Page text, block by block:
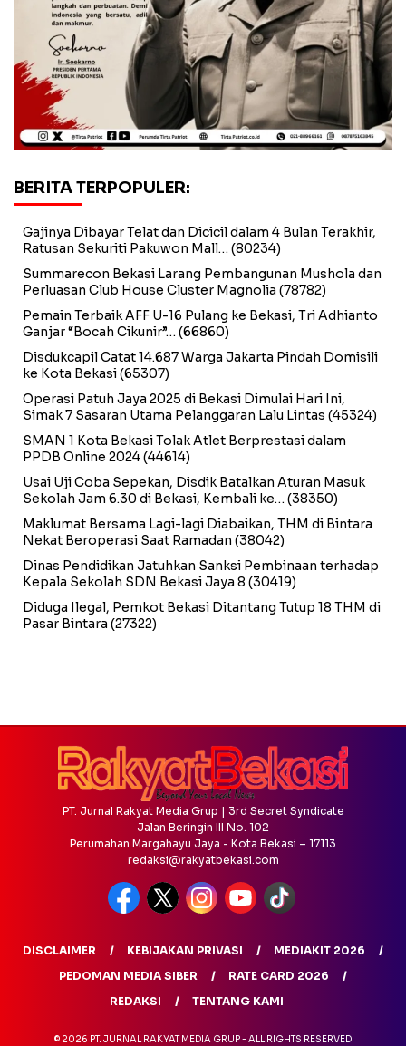
BERITA TERPOPULER:
Gajinya Dibayar Telat dan Dicicil dalam 4 Bulan Terakhir,
Ratusan Sekuriti Pakuwon Mall… (80234)
Summarecon Bekasi Larang Pembangunan Mushola dan
Perluasan Club House Cluster Magnolia (78782)
Pemain Terbaik AFF U-16 Pulang ke Bekasi, Tri Adhianto
Ganjar “Bocah Cikunir”… (66860)
Disdukcapil Catat 14.687 Warga Jakarta Pindah Domisili
ke Kota Bekasi(65307)
Operasi Patuh Jaya 2025 di Bekasi Dimulai Hari Ini,
Simak 7 Sasaran Utama Pelanggaran Lalu Lintas (45324)
SMAN 1 Kota Bekasi Tolak Atlet Berprestasi dalam
PPDB Online 2024(44614)
Usai Uji Coba Sepekan, Disdik Batalkan Aturan Masuk
Sekolah Jam 6.30 di Bekasi, Kembali ke… (38350)
Maklumat Bersama Lagi-lagi Diabaikan, THM di Bintara
Nekat Beroperasi Saat Ramadan (38042)
Dinas Pendidikan Jatuhkan Sanksi Pembinaan terhadap
Kepala Sekolah SDN Bekasi Jaya 8 (30419)
Diduga Ilegal, Pemkot Bekasi Ditantang Tutup 18 THM di
Pasar Bintara (27322)
PT. Jurnal Rakyat Media Grup | 3rd Secret Syndicate
Jalan Beringin III No. 102
Perumahan Margahayu Jaya - Kota Bekasi – 17113
redaksi@rakyatbekasi.com
DISCLAIMER KEBIJAKAN PRIVASI
MEDIAKIT 2026
PEDOMAN MEDIA SIBER
RATE CARD 2026
REDAKSI
TENTANG KAMI
© 2026 PT. JURNAL RAKYAT MEDIA GRUP - ALL RIGHTS RESERVED